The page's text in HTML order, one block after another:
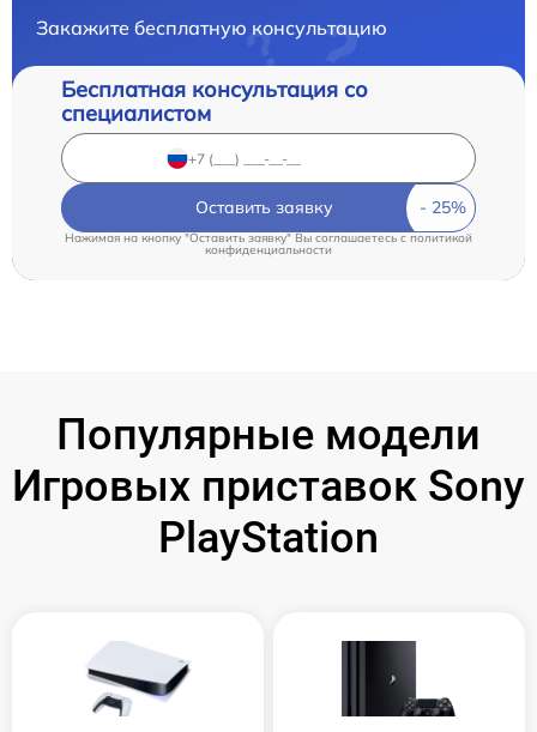
Закажите бесплатную консультацию
Бесплатная консультация со
специалистом
Оставить заявку
Нажимая на кнопку "Оставить заявку" Вы соглашаетесь cполитикой
конфиденциальности
Популярные модели
Игровых приставок Sony
PlayStation